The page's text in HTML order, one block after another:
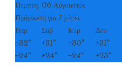
Πέμπτη, 06 Αύγουστος
Πρόγνωση για 7 μέρες
Παρ
Σαβ Κυρ Δευ
+32° +31° +30° +31°
+24° +24° +24° +23°